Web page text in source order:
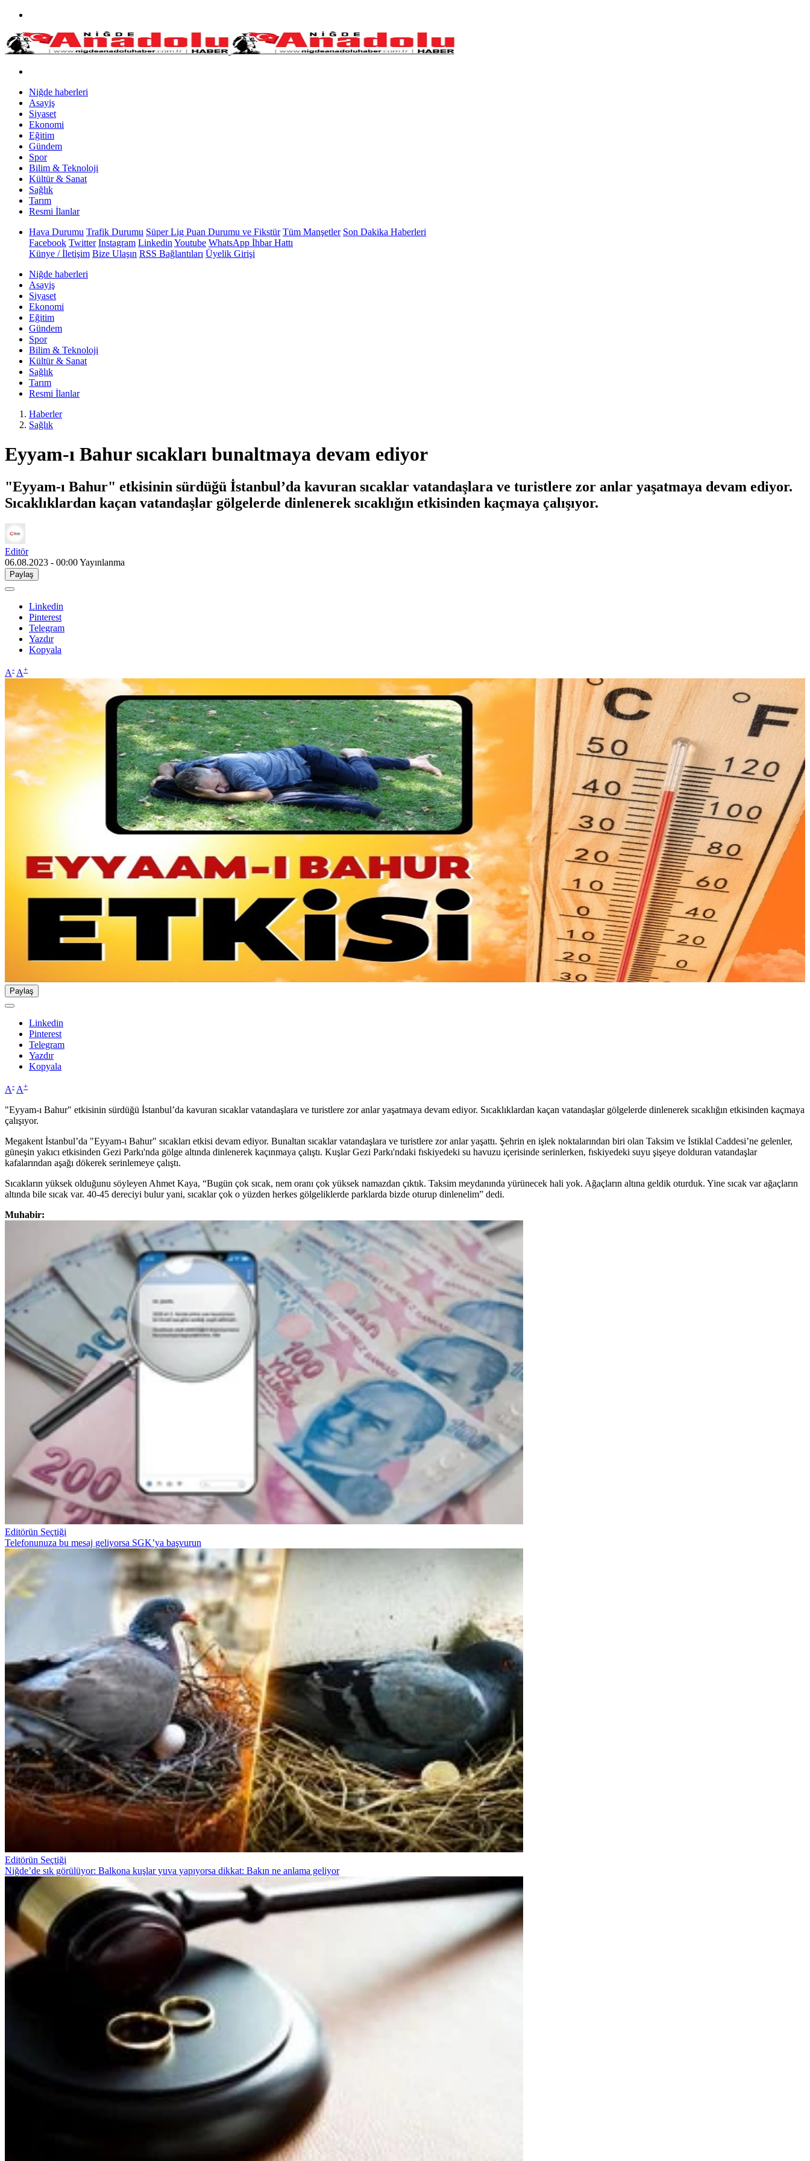
Niğde haberleri
Asayiş
Siyaset
Ekonomi
Eğitim
Gündem
Spor
Bilim & Teknoloji
Kültür & Sanat
Sağlık
Tarım
Resmi İlanlar
Hava Durumu Trafik Durumu Süper Lig Puan Durumu ve Fikstür Tüm Manşetler Son Dakika Haberleri
Facebook Twitter Instagram Linkedin Youtube WhatsApp İhbar Hattı
Künye / İletişim Bize Ulaşın RSS Bağlantıları Üyelik Girişi
Niğde haberleri
Asayiş
Siyaset
Ekonomi
Eğitim
Gündem
Spor
Bilim & Teknoloji
Kültür & Sanat
Sağlık
Tarım
Resmi İlanlar
Haberler
Sağlık
Eyyam-ı Bahur sıcakları bunaltmaya devam ediyor
"Eyyam-ı Bahur" etkisinin sürdüğü İstanbul’da kavuran sıcaklar vatandaşlara ve turistlere zor anlar yaşatmaya devam ediyor.
Sıcaklıklardan kaçan vatandaşlar gölgelerde dinlenerek sıcaklığın etkisinden kaçmaya çalışıyor.
Editör
06.08.2023 - 00:00Yayınlanma
Paylaş
Linkedin
Pinterest
Telegram
Yazdır
Kopyala
A- A+
Paylaş
Linkedin
Pinterest
Telegram
Yazdır
Kopyala
A- A+
"Eyyam-ı Bahur" etkisinin sürdüğü İstanbul’da kavuran sıcaklar vatandaşlara ve turistlere zor anlar yaşatmaya devam ediyor. Sıcaklıklardan kaçan vatandaşlar gölgelerde dinlenerek sıcaklığın etkisinden kaçmaya
çalışıyor.
Megakent İstanbul’da "Eyyam-ı Bahur" sıcakları etkisi devam ediyor. Bunaltan sıcaklar vatandaşlara ve turistlere zor anlar yaşattı. Şehrin en işlek noktalarından biri olan Taksim ve İstiklal Caddesi’ne gelenler,
güneşin yakıcı etkisinden Gezi Parkı'nda gölge altında dinlenerek kaçınmaya çalıştı. Kuşlar Gezi Parkı'ndaki fıskiyedeki su havuzu içerisinde serinlerken, fıskiyedeki suyu şişeye dolduran vatandaşlar
kafalarından aşağı dökerek serinlemeye çalıştı.
Sıcakların yüksek olduğunu söyleyen Ahmet Kaya, “Bugün çok sıcak, nem oranı çok yüksek namazdan çıktık. Taksim meydanında yürünecek hali yok. Ağaçların altına geldik oturduk. Yine sıcak var ağaçların
altında bile sıcak var. 40-45 dereciyi bulur yani, sıcaklar çok o yüzden herkes gölgeliklerde parklarda bizde oturup dinlenelim” dedi.
Muhabir:
Editörün Seçtiği
Telefonunuza bu mesaj geliyorsa SGK’ya başvurun
Editörün Seçtiği
Niğde’de sık görülüyor: Balkona kuşlar yuva yapıyorsa dikkat: Bakın ne anlama geliyor